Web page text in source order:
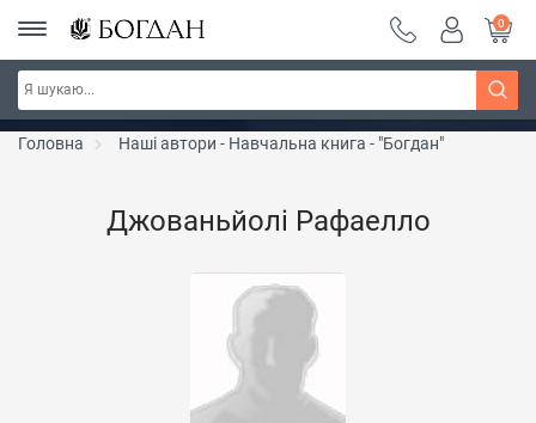
Серія "Чейзіана" ~ знижка 20%
0
Головна Наші автори - Навчальна книга - "Богдан"
Джованьйолі Рафаелло